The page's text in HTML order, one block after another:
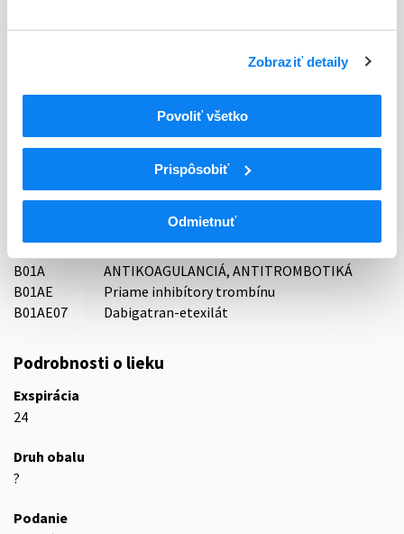
Zobraziť detaily
Povoliť všetko
Prispôsobiť
Odmietnuť
G.L. Pharma GmbH, Rakúsko
Indikačná skupina
16 - ANTICOAGULANTIA (FIBRINOLYTICA, ANTIFIBRINOL.)
KRV A KRVOTVORNÉ ORGÁNY
B01A
ANTIKOAGULANCIÁ, ANTITROMBOTIKÁ
B01AE
Priame inhibítory trombínu
B01AE07
Dabigatran-etexilát
Podrobnosti o lieku
Exspirácia
24
Druh obalu
?
Podanie